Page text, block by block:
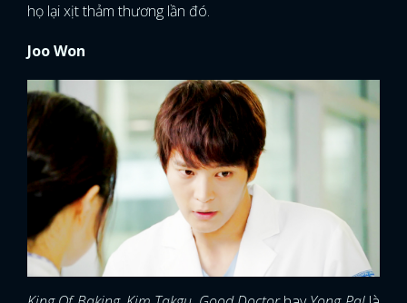
họ lại xịt thảm thương lần đó.
Joo Won